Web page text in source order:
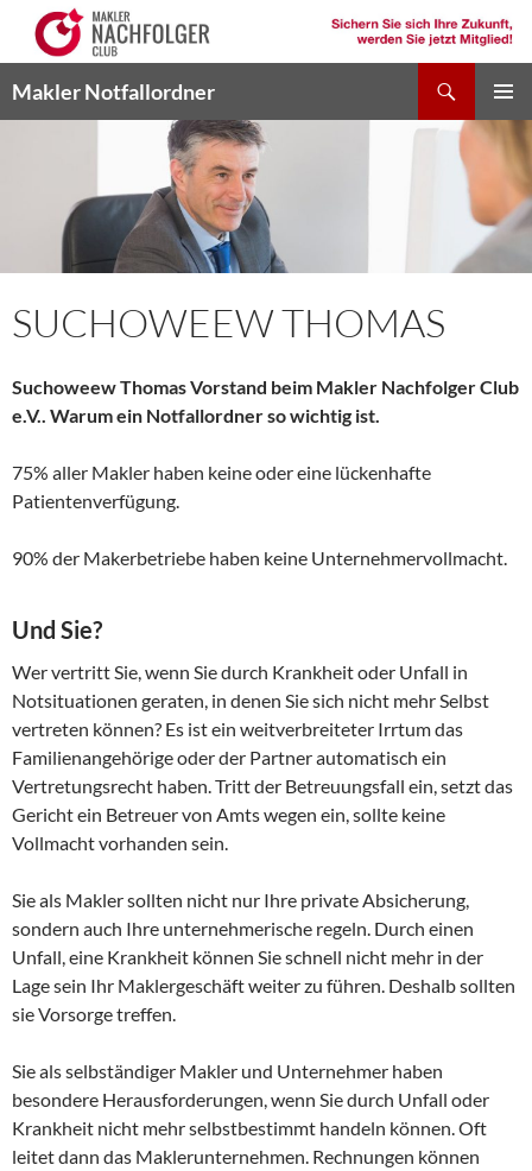
Makler Notfallordner
MENÜ
SUCHOWEEW THOMAS
Suchoweew Thomas Vorstand beim Makler Nachfolger Club
e.V.. Warum ein Notfallordner so wichtig ist.
75% aller Makler haben keine oder eine lückenhafte
Patientenverfügung.
90% der Makerbetriebe haben keine Unternehmervollmacht.
Und Sie?
Wer vertritt Sie, wenn Sie durch Krankheit oder Unfall in
Notsituationen geraten, in denen Sie sich nicht mehr Selbst
vertreten können? Es ist ein weitverbreiteter Irrtum das
Familienangehörige oder der Partner automatisch ein
Vertretungsrecht haben. Tritt der Betreuungsfall ein, setzt das
Gericht ein Betreuer von Amts wegen ein, sollte keine
Vollmacht vorhanden sein.
Sie als Makler sollten nicht nur Ihre private Absicherung,
sondern auch Ihre unternehmerische regeln. Durch einen
Unfall, eine Krankheit können Sie schnell nicht mehr in der
Lage sein Ihr Maklergeschäft weiter zu führen. Deshalb sollten
sie Vorsorge treffen.
Sie als selbständiger Makler und Unternehmer haben
besondere Herausforderungen, wenn Sie durch Unfall oder
Krankheit nicht mehr selbstbestimmt handeln können. Oft
leitet dann das Maklerunternehmen. Rechnungen können